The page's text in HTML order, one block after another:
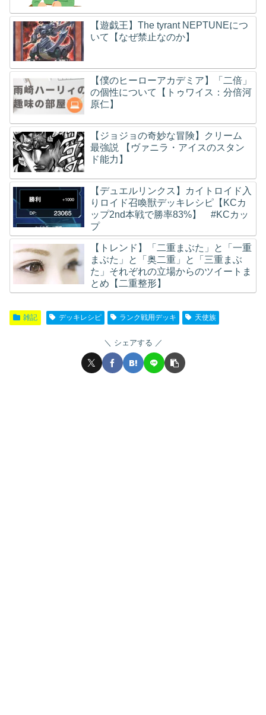
【遊戯王】The tyrant NEPTUNEにつ
いて【なぜ禁止なのか】
【僕のヒーローアカデミア】「二倍」
の個性について【トゥワイス：分倍河
原仁】
【ジョジョの奇妙な冒険】クリーム
最強説 【ヴァニラ・アイスのスタン
ド能力】
【デュエルリンクス】カイトロイド入
りロイド召喚獣デッキレシピ【KCカ
ップ2nd本戦で勝率83%】 #KCカッ
プ
【トレンド】「二重まぶた」と「一重
まぶた」と「奥二重」と「三重まぶ
た」それぞれの立場からのツイートま
とめ【二重整形】
雑記 デッキレシピ ランク戦用デッキ 天使族
シェアする